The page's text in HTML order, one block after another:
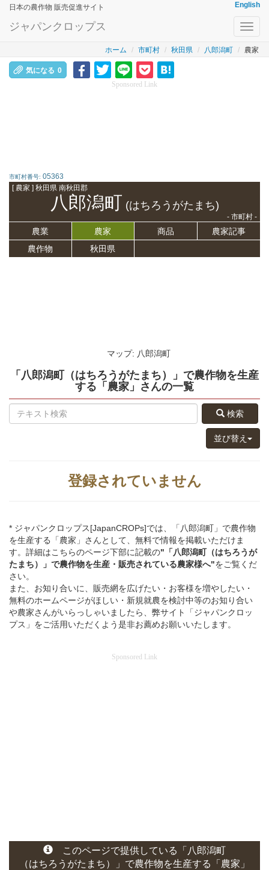
日本の農作物 販売促進サイト English
ジャパンクロップス
ホーム 市町村 秋田県 八郎潟町 農家
気になる 0
Sponsored Link
市町村番号: 05363
[ 農家 ] 秋田県 南秋田郡
八郎潟町 (はちろうがたまち)
- 市町村 -
農業 農家 商品
農家記事
農作物
秋田県
マップ: 八郎潟町
「八郎潟町（はちろうがたまち）」 で農作物を生産
する 「農家」さんの一覧
検索
並び替え
登録されていません
* ジャパンクロップス[JapanCROPs]では、「八郎潟町」で農作物
を生産する「農家」さんとして、無料で情報を掲載いただけま
す。詳細はこちらのページ下部に記載の"「八郎潟町（はちろうが
たまち）」 で農作物を生産・販売されている農家様へ"をご覧くだ
さい。
また、お知り合いに、販売網を広げたい・お客様を増やしたい・
無料のホームページがほしい・新規就農を検討中等のお知り合い
や農家さんがいらっしゃいましたら、弊サイト「ジャパンクロッ
プス」をご活用いただくよう是非お薦めお願いいたします。
Sponsored Link
このページで提供している
「八郎潟町
（はちろうがたまち）」 で農作物を生産する
「農家」